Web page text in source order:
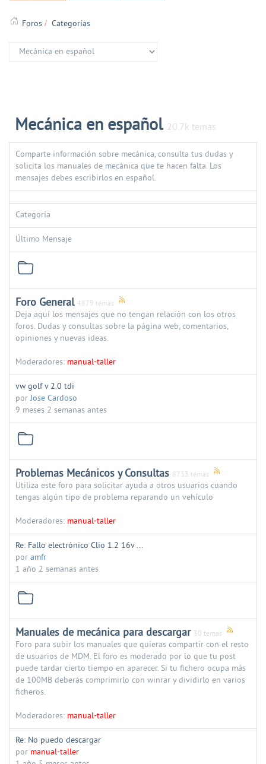
Foros Categorías
Mecánica en español 20.7k temas
Comparte información sobre mecánica, consulta tus dudas y
solicita los manuales de mecánica que te hacen falta. Los
mensajes debes escribirlos en español.
Categoría
Último Mensaje
Foro General 4879 temas
Deja aquí los mensajes que no tengan relación con los otros
foros. Dudas y consultas sobre la página web, comentarios,
opiniones y nuevas ideas.
Moderadores: manual-taller
vw golf v 2.0 tdi
porJose Cardoso
9 meses 2 semanas antes
Problemas Mecánicos y Consultas 8733 temas
Utiliza este foro para solicitar ayuda a otros usuarios cuando
tengas algún tipo de problema reparando un vehículo
Moderadores: manual-taller
Re: Fallo electrónico Clio 1.2 16v ...
por amfr
1 año 2 semanas antes
Manuales de mecánica para descargar 30 temas
Foro para subir los manuales que quieras compartir con el resto
de usuarios de MDM. El foro es moderado por lo que tu post
puede tardar cierto tiempo en aparecer. Si tu fichero ocupa más
de 100MB deberás comprimirlo con winrar y dividirlo en varios
ficheros.
Moderadores: manual-taller
Re: No puedo descargar
por manual-taller